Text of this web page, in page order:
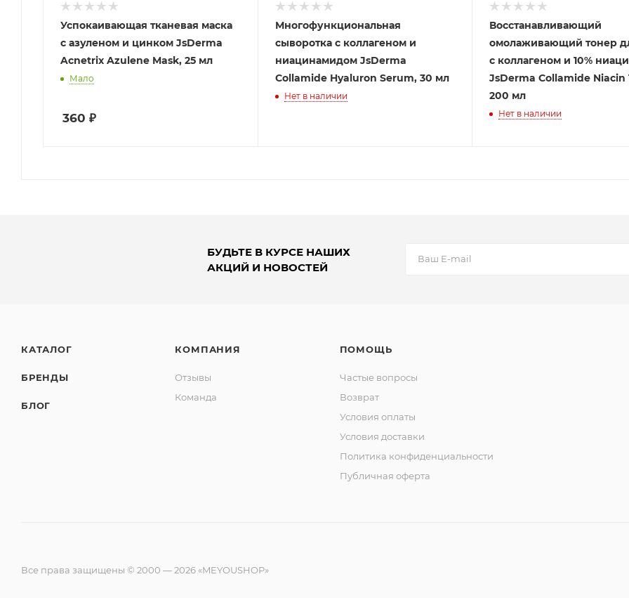
Успокаивающая тканевая маска
с азуленом и цинком JsDerma
Acnetrix Azulene Mask, 25 мл
Мало
360 ₽
Многофункциональная
сыворотка с коллагеном и
ниацинамидом JsDerma
Collamide Hyaluron Serum, 30 мл
Нет в наличии
Восстанавливающий
омолаживающий тонер
с коллагеном и 10% ниацинамида
JsDerma Collamide Niacin
200 мл
Нет в наличии
БУДЬТЕ В КУРСЕ НАШИХ
АКЦИЙ И НОВОСТЕЙ
КАТАЛОГ
БРЕНДЫ
БЛОГ
КОМПАНИЯ
Отзывы
Команда
ПОМОЩЬ
Частые вопросы
Возврат
Условия оплаты
Условия доставки
Политика конфиденциальности
Публичная оферта
Все права защищены © 2000 — 2026 «MEYOUSHOP»